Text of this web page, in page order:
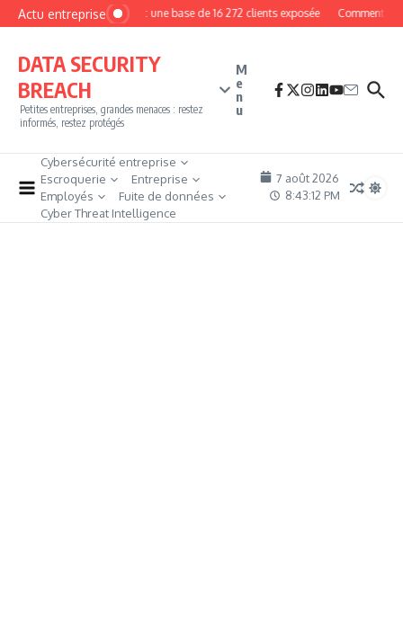
Aller au contenu
Actu entrepriseMyPhoto : une base de 16 272 clients exposée Comment
DATA SECURITY
BREACH
Petites entreprises, grandes menaces : restez
informés, restez protégés
M
e
n
u
Cybersécurité entreprise
Escroquerie
Entreprise
Employés
Fuite de données
Cyber Threat Intelligence
7 août 2026
8:43:13 PM